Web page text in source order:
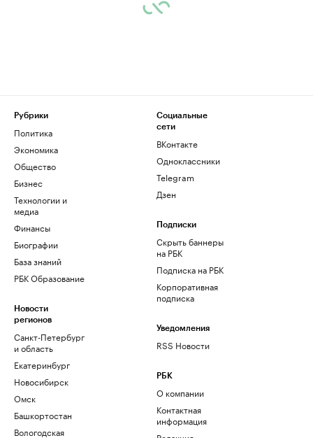
Рубрики
Политика
Экономика
Общество
Бизнес
Технологии и
медиа
Финансы
Биографии
База знаний
РБК Образование
Новости
регионов
Санкт-Петербург
и область
Екатеринбург
Новосибирск
Омск
Башкортостан
Вологодская
Социальные
сети
ВКонтакте
Одноклассники
Telegram
Дзен
Подписки
Скрыть баннеры
на РБК
Подписка на РБК
Корпоративная
подписка
Уведомления
RSS Новости
РБК
О компании
Контактная
информация